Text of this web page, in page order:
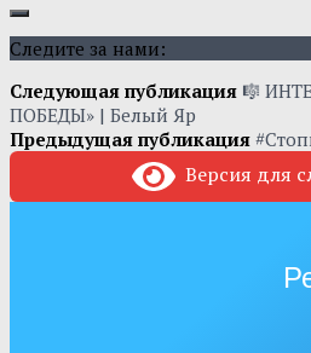
Следите за нами:
Следующая публикация 🎼
ПОБЕДЫ» | Белый Яр
Предыдущая публикация
Версия для